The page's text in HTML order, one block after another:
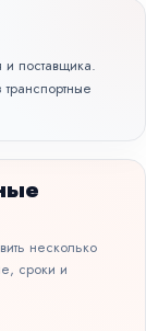
и поставщика.
несколько
сроки и